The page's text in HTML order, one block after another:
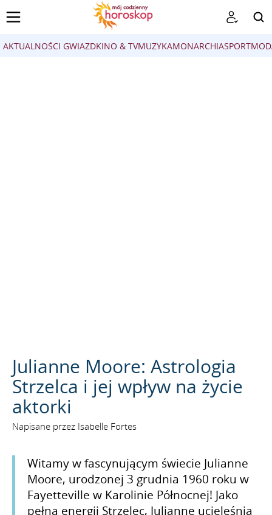
AKTUALNOŚCI GWIAZDKINO & TVMUZYKAMONARCHIASPORT
Julianne Moore: Astrologia
Strzelca i jej wpływ na życie
aktorki
Napisane przez Isabelle Fortes
Witamy w fascynującym świecie Julianne
Moore, urodzonej 3 grudnia 1960 roku w
Fayetteville w Karolinie Północnej! Jako
pełna energii Strzelec, Julianne ucieleśnia